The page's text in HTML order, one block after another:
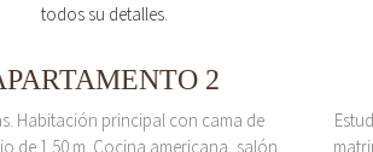
todos su detalles.
2
Habitación principal con cama de
de 1.50 m. Cocina americana, salón